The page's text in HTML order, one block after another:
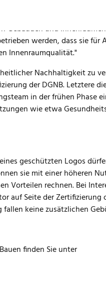
Gebäuden und
werden, dass sie für
Innenraumqualität."
Nachhaltigkeit zu
der DGNB. Letztere
in der frühen Phase
wie etwa
geschützten Logos
sie mit einer höheren
Vorteilen rechnen. Bei
auf Seite der Zertifizierung
keine zusätzlichen
finden Sie unter